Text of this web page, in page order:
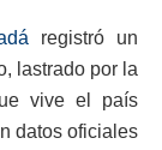
registró un
lastrado por la
vive el país
datos oficiales